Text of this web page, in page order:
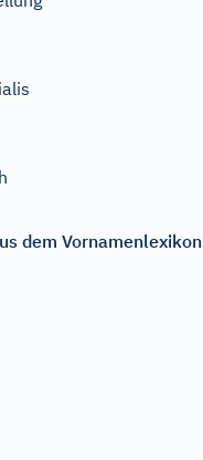
dem Vornamenlexikon